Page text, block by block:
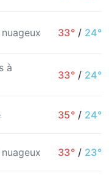
33° / 24°
à
33° / 24°
35° / 24°
33° / 23°